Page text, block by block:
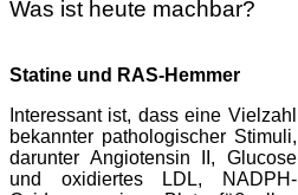
Was ist heute machbar?
Statine und RAS-Hemmer
Interessant ist, dass eine Vielzahl
bekannter pathologischer Stimuli,
darunter Angiotensin II, Glucose
und oxidiertes LDL, NADPH-